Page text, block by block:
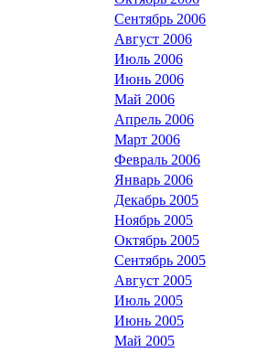
Сентябрь 2006
Август 2006
Июль 2006
Июнь 2006
Май 2006
Апрель 2006
Март 2006
Февраль 2006
Январь 2006
Декабрь 2005
Ноябрь 2005
Октябрь 2005
Сентябрь 2005
Август 2005
Июль 2005
Июнь 2005
Май 2005